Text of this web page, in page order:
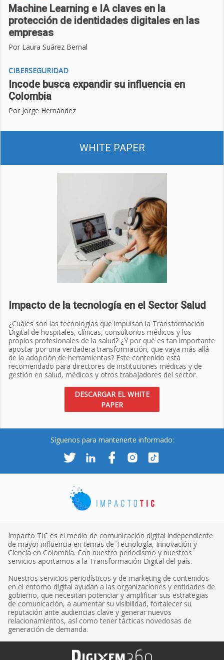
Machine Learning e IA claves en la
protección de identidades digitales en las
empresas
Por Laura Suárez Bernal
CIBERSEGURIDAD
Incode busca expandir su influencia en
Colombia
Por Jorge Hernández
WHITE PAPER
Impacto de la tecnología en el Sector Salud
¿Cuáles son las tecnologías que impulsan la Transformación
Digital de hospitales, clínicas, consultorios médicos y los
propios profesionales de la salud? ¿Y por qué es tan importante
apostar por una verdadera transformación, que vaya más allá
de la adopción de herramientas? Este contenido está
recomendado para directores de instituciones médicas y de
gestión en salud, médicos y otros trabajadores del sector.
DESCARGAR EL WHITE
PAPER
Síguenos para mantenerte informado:
Impacto TIC es el medio de comunicación digital independiente
de mayor influencia en temas de Tecnología, Innovación y
Ciencia en Colombia. Con nuestro periodismo y nuestros
servicios aportamos a la Transformación Digital del país.
Nuestros servicios periodísticos y de marketing de contenidos
en el entorno digital ayudan a las organizaciones y entidades de
gobierno, que necesitan potenciar y amplificar sus estrategias
de comunicación, a aumentar su visibilidad, fortalecer su
reputación ante audiencias clave y generar nuevos
relacionamientos, así como tener tácticas novedosas de
generación de demanda.